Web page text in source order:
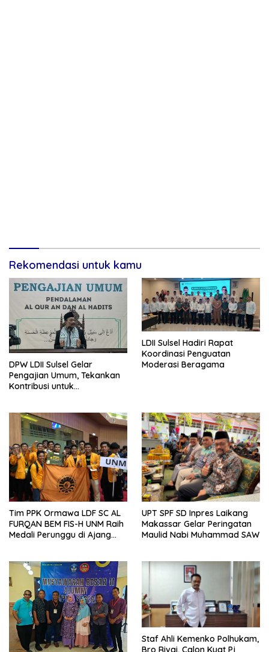
Rekomendasi untuk kamu
DPW LDII Sulsel Gelar
Pengajian Umum, Tekankan
Kontribusi untuk
LDII Sulsel Hadiri Rapat
Koordinasi Penguatan
Moderasi Beragama
Tim PPK Ormawa LDF SC AL
FURQAN BEM FIS-H UNM Raih
Medali Perunggu di Ajang
UPT SPF SD Inpres Laikang
Makassar Gelar Peringatan
Maulid Nabi Muhammad SAW
Staf Ahli Kemenko Polhukam,
Bro Rivai, Calon Kuat Pj